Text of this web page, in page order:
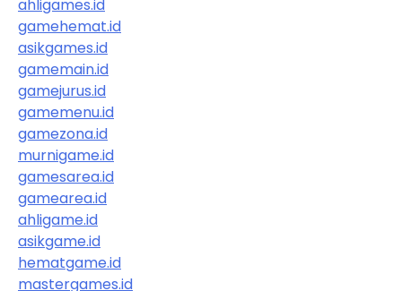
ahligames.id
gamehemat.id
asikgames.id
gamemain.id
gamejurus.id
gamemenu.id
gamezona.id
murnigame.id
gamesarea.id
gamearea.id
ahligame.id
asikgame.id
hematgame.id
mastergames.id